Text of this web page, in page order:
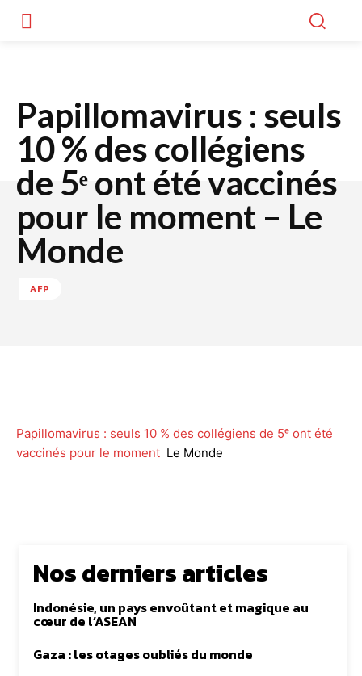
Papillomavirus : seuls
10 % des collégiens
de 5ᵉ ont été vaccinés
pour le moment – Le
Monde
AFP
Papillomavirus : seuls 10 % des collégiens de 5ᵉ ont été
vaccinés pour le moment Le Monde
Nos derniers articles
Indonésie, un pays envoûtant et magique au
cœur de l’ASEAN
Gaza : les otages oubliés du monde